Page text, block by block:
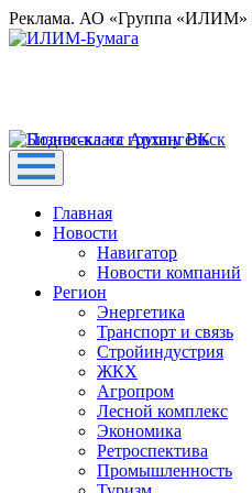
Реклама. АО «Группа «ИЛИМ»
Главная
Новости
Навигатор
Новости компаний
Регион
Энергетика
Транспорт и связь
Стройиндустрия
ЖКХ
Агропром
Лесной комплекс
Экономика
Ретроспектива
Промышленность